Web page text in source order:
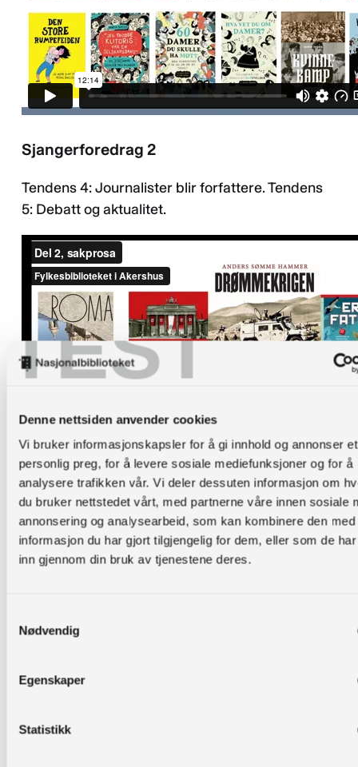
TEST
Denne nettsiden anvender cookies
Vi bruker informasjonskapsler for å gi innhold og annonser et
personlig preg, for å levere sosiale mediefunksjoner og for å
analysere trafikken vår. Vi deler dessuten informasjon om
du bruker nettstedet vårt, med partnerne våre innen sosiale
annonsering og analysearbeid, som kan kombinere den med
informasjon du har gjort tilgjengelig for dem, eller som de
inn gjennom din bruk av tjenestene deres.
Nødvendig
Egenskaper
Statistikk
Sjangerforedrag 2
Tendens 4: Journalister blir forfattere. Tendens
5: Debatt og aktualitet.
Sjangerforedrag 3
Tendens 6: Nye stemmer. Tendens 7:
Feminismen.